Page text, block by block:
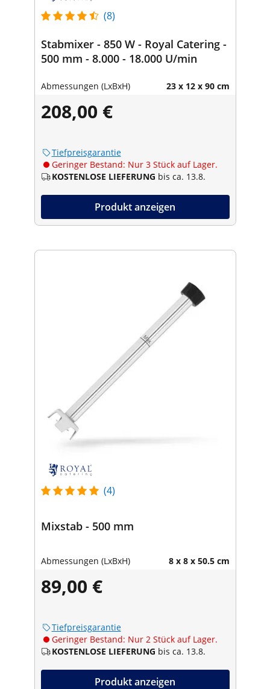
(8)
Stabmixer - 850 W - Royal Catering -
500 mm - 8.000 - 18.000 U/min
Abmessungen (LxBxH) 23 x 12 x 90 cm
208,00 €
Tiefpreisgarantie
Geringer Bestand: Nur 3 Stück auf Lager.
KOSTENLOSE LIEFERUNG bis ca. 13.8.
Produkt anzeigen
(4)
Mixstab - 500 mm
Abmessungen (LxBxH) 8 x 8 x 50.5 cm
89,00 €
Tiefpreisgarantie
Geringer Bestand: Nur 2 Stück auf Lager.
KOSTENLOSE LIEFERUNG bis ca. 13.8.
Produkt anzeigen